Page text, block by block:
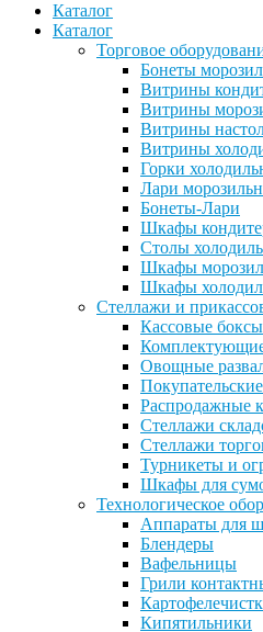
Каталог
Каталог
Торговое
Бонеты
Витрины
Витрины
Витрины
Витрины
Горки
Лари
Бонеты-Лари
Шкафы
Столы
Шкафы
Шкафы
Стеллажи и
Кассовые боксы
Овощные
Распродажные
Стеллажи
Стеллажи
Турникеты и
Шкафы для
Технологическое
Аппараты для
Блендеры
Вафельницы
Грили
Кипятильники